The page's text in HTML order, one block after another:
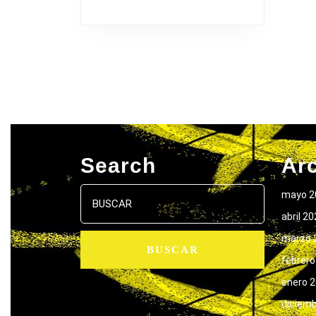
Search
Buscar:
mayo
abril
marzo
enero